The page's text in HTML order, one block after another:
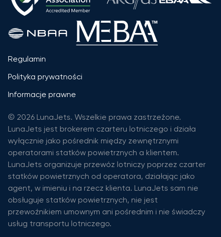
Regulamin
Polityka prywatności
Informacje prawne
© 2026 LunaJets. Wszelkie prawa zastrzeżone.
LunaJets jest brokerem czarteru lotniczego i działa
wyłącznie jako pośrednik między zewnętrznymi
operatorami statków powietrznych a klientem.
LunaJets organizuje przewóz lotniczy poprzez czarter
statków powietrznych od operatora, działając jako
agent, w imieniu i na rzecz klienta. LunaJets sam nie
obsługuje statków powietrznych, nie jest
przewoźnikiem umownym ani pośrednim i nie świadczy
usług transportu lotniczego.